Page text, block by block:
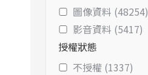
圖像資料 (48254)
影音資料 (5417)
授權狀態
不授權 (1337)